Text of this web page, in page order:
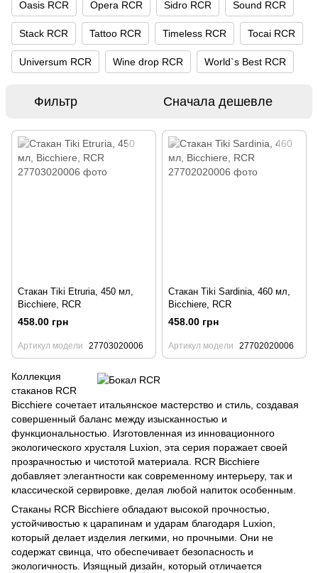
Oasis RCR Opera RCR Sidro RCR Sound RCR
Stack RCR Tattoo RCR Timeless RCR Tocai RCR
Universum RCR Wine drop RCR World`s Best RCR
Фильтр Сначала дешевле
Стакан Tiki Etruria, 450 мл,
Bicchiere, RCR
458.00 грн
Артикул модели 27703020006
Стакан Tiki Sardinia, 460 мл,
Bicchiere, RCR
458.00 грн
Артикул модели 27702020006
Коллекция
стаканов RCR
Bicchiere сочетает итальянское мастерство и стиль, создавая
совершенный баланс между изысканностью и
функциональностью. Изготовленная из инновационного
экологического хрусталя Luxion, эта серия поражает своей
прозрачностью и чистотой материала. RCR Bicchiere
добавляет элегантности как современному интерьеру, так и
классической сервировке, делая любой напиток особенным.
Стаканы RCR Bicchiere обладают высокой прочностью,
устойчивостью к царапинам и ударам благодаря Luxion,
который делает изделия легкими, но прочными. Они не
содержат свинца, что обеспечивает безопасность и
экологичность. Изящный дизайн, который отличается